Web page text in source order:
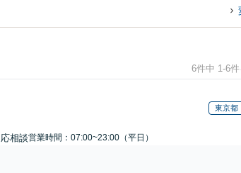
6件中 1-6
東京都
相談営業時間：07:00~23:00（平日）